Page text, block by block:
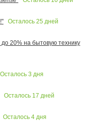
Осталось 25 дней
20% на бытовую технику
Осталось 3 дня
Осталось 17 дней
Осталось 4 дня